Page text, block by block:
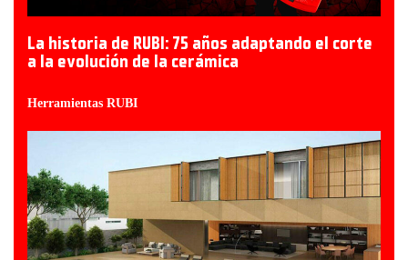
La historia de RUBI: 75 años adaptando el corte
a la evolución de la cerámica
Herramientas RUBI